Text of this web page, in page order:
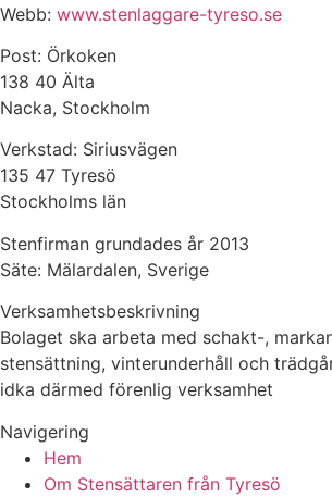
Webb: www.stenlaggare-tyreso.se
Post: Örkoken
138 40 Älta
Nacka, Stockholm
Verkstad: Siriusvägen
135 47 Tyresö
Stockholms län
Stenfirman grundades år 2013
Säte: Mälardalen, Sverige
Verksamhetsbeskrivning
Bolaget ska arbeta med schakt-,
stensättning, vinterunderhåll och
idka därmed förenlig verksamhet
Navigering
Hem
Om Stensättaren från Tyresö